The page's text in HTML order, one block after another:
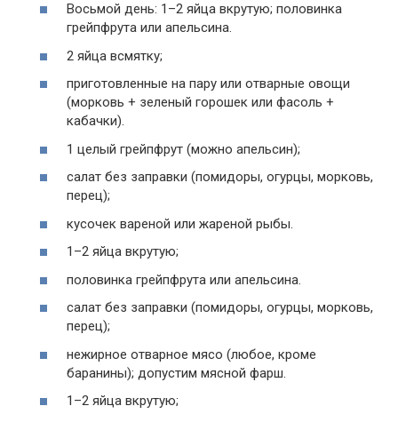
Восьмой день: 1–2 яйца вкрутую; половинка
грейпфрута или апельсина.
2 яйца всмятку;
приготовленные на пару или отварные овощи
(морковь + зеленый горошек или фасоль +
кабачки).
1 целый грейпфрут (можно апельсин);
салат без заправки (помидоры, огурцы, морковь,
перец);
кусочек вареной или жареной рыбы.
1–2 яйца вкрутую;
половинка грейпфрута или апельсина.
салат без заправки (помидоры, огурцы, морковь,
перец);
нежирное отварное мясо (любое, кроме
баранины); допустим мясной фарш.
1–2 яйца вкрутую;